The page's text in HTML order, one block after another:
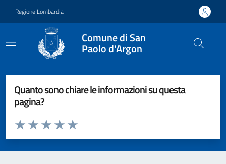
Regione Lombardia
Comune di San
Paolo d'Argon
Quanto sono chiare le informazioni su questa
pagina?
Valuta da 1 a 5 stelle la pagina
Valuta 5 stelle su 5
Valuta 4 stelle su 5
Valuta 3 stelle su 5
Valuta 2 stelle su 5
Valuta 1 stelle su 5